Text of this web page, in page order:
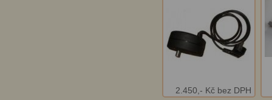
2.450,- Kč bez DPH